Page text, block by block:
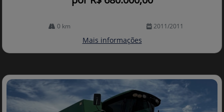
0 km 2011/2011
Mais informações